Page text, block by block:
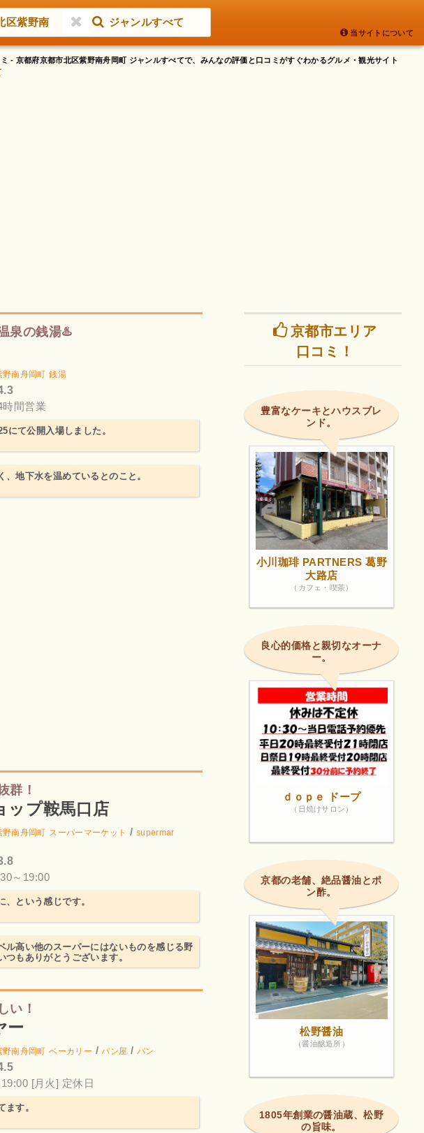
区紫野南 ジャンルすべて
当サイトについて
- 京都府京都市北区紫野南舟岡町 ジャンルすべてで、みんなの評価と口コミがすぐわかるグルメ・観光サイト
泉の銭湯♨️
野南舟岡町 銭湯
間営業
にて公開入場しました。
、地下水を温めているとのこと。
群！
ップ鞍馬口店
野南舟岡町 スーパーマーケット / supermar
～19:00
、という感じです。
高い他のスーパーにはないものを感じる野
つもありがとうございます。
い！
ー
野南舟岡町 ベーカリー /パン屋 / パン
[月火] 定休日
ます。
京都市エリア
口コミ！
豊富なケーキとハウスブレ
ンド。
小川珈琲 PARTNERS 葛野
大路店
（カフェ・喫茶）
良心的価格と親切なオーナ
ー。
ｄｏｐｅ ドープ
（日焼けサロン）
京都の老舗、絶品醤油とポ
ン酢。
松野醤油
（醤油醸造所）
1805年創業の醤油蔵、松野
の旨味。